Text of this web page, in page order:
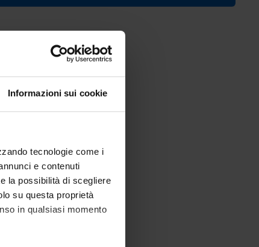
Informazioni sui cookie
tecnologie come i
e contenuti
la possibilità di scegliere
su questa proprietà
in qualsiasi momento